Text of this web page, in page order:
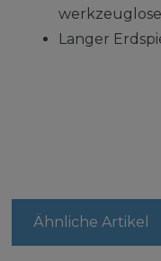
Langer
Ähnliche Artikel